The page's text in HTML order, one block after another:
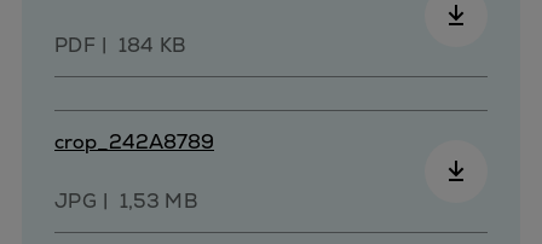
PDF 184 KB
crop_242A8789
JPG 1,53 MB